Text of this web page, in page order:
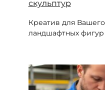
Креатив для Вашего
ландшафтных фигур